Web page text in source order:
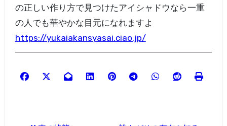
の正しい作り方で見つけたアイシャドウなら一重
の人でも華やかな目元になれますよ
https://yukaiakansyasai.ciao.jp/